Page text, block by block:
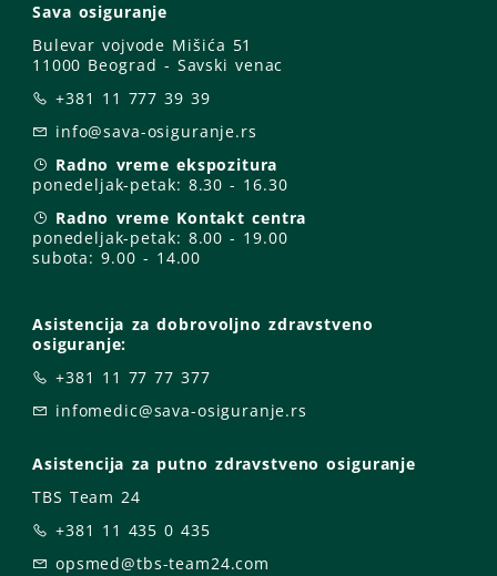
Sava osiguranje
Bulevar vojvode Mišića 51
11000 Beograd - Savski venac
+381 11 777 39 39
info@sava-osiguranje.rs
Radno vreme ekspozitura
ponedeljak-petak: 8.30 - 16.30
Radno vreme Kontakt centra
ponedeljak-petak: 8.00 - 19.00
subota: 9.00 - 14.00
Asistencija za dobrovoljno zdravstveno
osiguranje:
+381 11 77 77 377
infomedic@sava-osiguranje.rs
Asistencija za putno zdravstveno osiguranje
TBS Team 24
+381 11 435 0 435
opsmed@tbs-team24.com